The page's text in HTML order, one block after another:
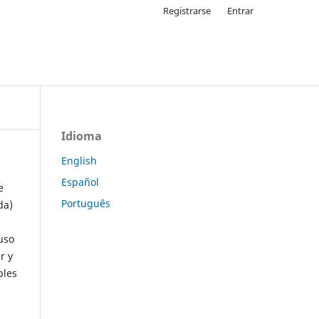
Registrarse Entrar
y
Idioma
English
Español
Português